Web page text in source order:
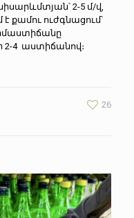
2-5 մ/վ,
ուժգնացում՝
2-4 աստիճանով։
26